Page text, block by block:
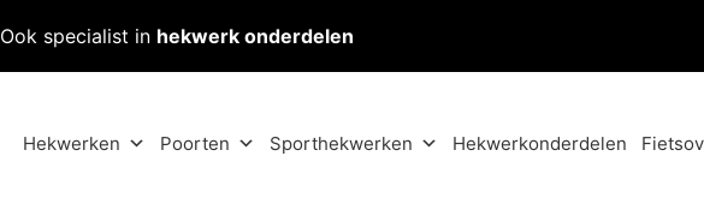
Ook specialist in hekwerk onderdelen
Hekwerken Poorten Sporthekwerken Hekwerkonderdelen